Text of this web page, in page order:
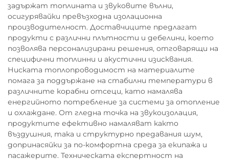
задържат топлината и звуковите вълни,
осигурявайки превъзходна изолационна
производителност. Доставчиците предлагат
продукти с различни плътности и дебелини, което
позволява персонализирани решения, отговарящи на
специфични топлинни и акустични изисквания.
Ниската топлопроводимост на материалите
помага за поддържане на стабилни температури в
различните корабни отсеци, като намалява
енергийното потребление за системи за отопление
и охлаждане. От гледна точка на звукоизолация,
продуктите ефективно намаляват както
въздушния, така и структурно предавания шум,
допринасяйки за по-комфортна среда за екипажа и
пасажерите. Техническата експертност на